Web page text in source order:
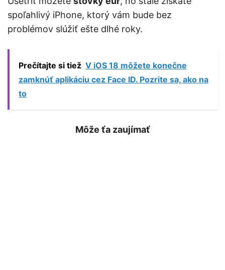
spoľahlivý iPhone, ktorý vám bude bez
problémov slúžiť ešte dlhé roky.
Prečítajte si tiež V iOS 18 môžete konečne
zamknúť aplikáciu cez Face ID. Pozrite sa, ako na
to
Môže ťa zaujímať